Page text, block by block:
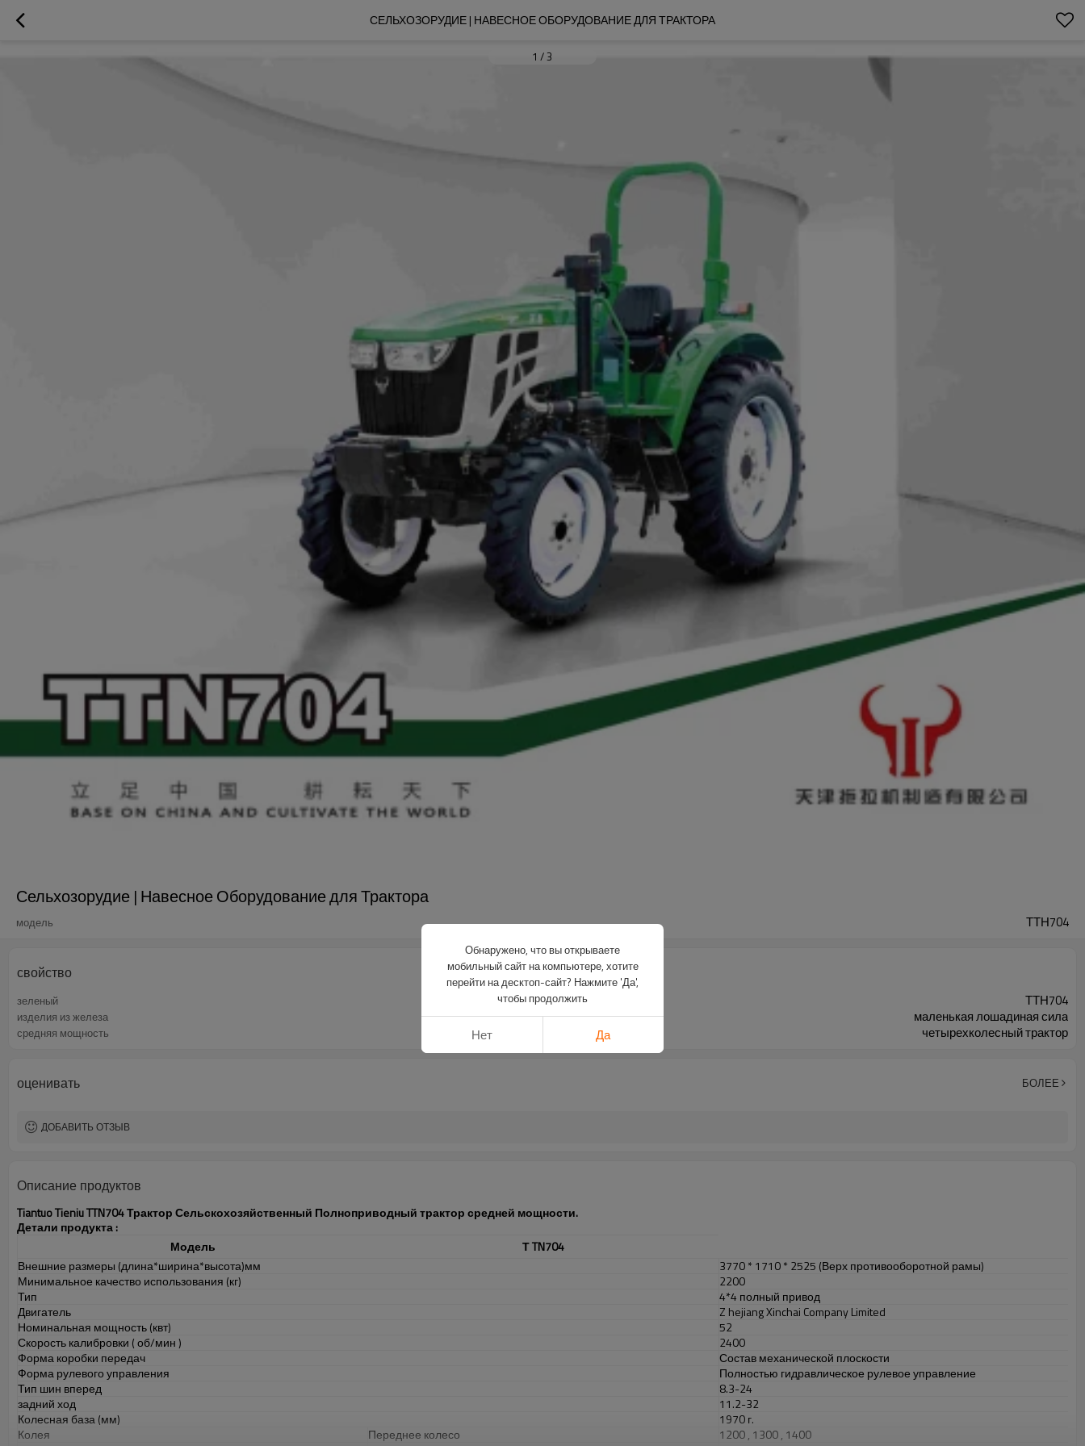
СЕЛЬХОЗОРУДИЕ | НАВЕСНОЕ ОБОРУДОВАНИЕ ДЛЯ ТРАКТОРА
1 /3
Сельхозорудие | Навесное Оборудование для Трактора
модель ТТН704
свойство
зеленый ТТН704
изделия из железа маленькая лошадиная сила
средняя мощность четырехколесный трактор
оценивать БОЛЕЕ
ДОБАВИТЬ ОТЗЫВ
Описание продуктов
Tiantuo Tieniu TTN704 Трактор Сельскохозяйственный Полноприводный трактор средней мощности.
Детали продукта:
Модель
ТTN704
Внешние размеры (длина*ширина*высота)мм
3770*1710*2525 (Верх противооборотной рамы)
Минимальное качество использования (кг)
2200
Тип
4*4 полный привод
Двигатель
Z hejiang Xinchai Company Limited
Номинальная мощность (квт)
52
Скорость калибровки (об/мин)
2400
Форма коробки передач
Состав механической плоскости
Форма рулевого управления
Полностью гидравлическое рулевое управление
Тип шин вперед
8.3-24
задний ход
11.2-32
Колесная база (мм)
1970 г.
Колея
Переднее колесо 1200, 1300, 1400
Обнаружено, что вы открываете
мобильный сайт на компьютере, хотите
перейти на десктоп-сайт? Нажмите 'Да',
чтобы продолжить
Нет Да